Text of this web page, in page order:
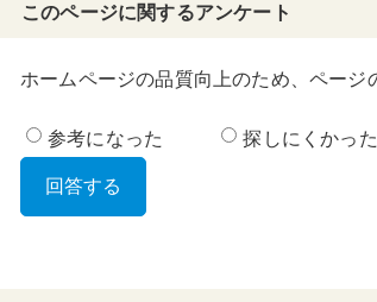
このページに関するアンケート
ホームページの品質向上のため、ページ
参考になった 探しにくかった